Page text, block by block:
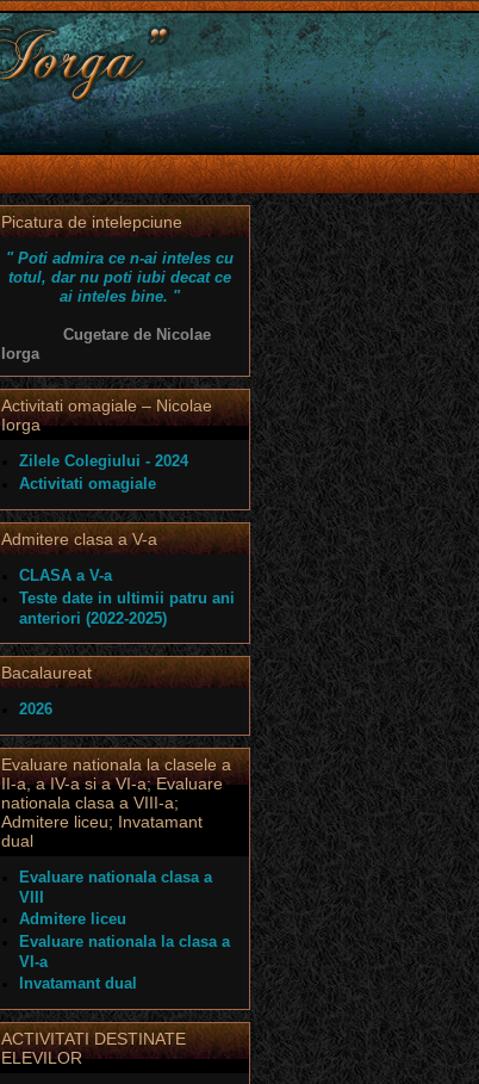
Picatura de intelepciune
" Poti admira ce n-ai inteles cu
totul, dar nu poti iubi decat ce
ai inteles bine. "
Cugetare de Nicolae
Iorga
Activitati omagiale – Nicolae
Iorga
Zilele Colegiului - 2024
Activitati omagiale
Admitere clasa a V-a
CLASA a V-a
Teste date in ultimii patru ani
anteriori (2022-2025)
Bacalaureat
2026
Evaluare nationala la clasele a
II-a, a IV-a si a VI-a; Evaluare
nationala clasa a VIII-a;
Admitere liceu; Invatamant
dual
Evaluare nationala clasa a
VIII
Admitere liceu
Evaluare nationala la clasa a
VI-a
Invatamant dual
ACTIVITATI DESTINATE
ELEVILOR